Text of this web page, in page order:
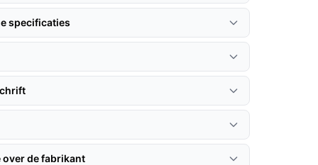
specificaties
over de fabrikant